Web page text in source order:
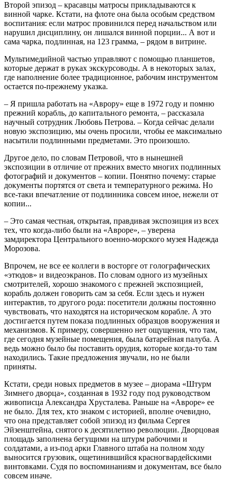
Второй эпизод – красавцы матросы прикладываются к
винной чарке. Кстати, на флоте она была особым средством
воспитания: если матрос провинился перед начальством или
нарушил дисциплину, он лишался винной порции... А вот и
сама чарка, подлинная, на 123 грамма, – рядом в витрине.
Мультимедийной частью управляют с помощью планшетов,
которые держат в руках экскурсоводы. А в некоторых залах,
где наполнение более традиционное, рабочим инструментом
остается по-прежнему указка.
– Я пришла работать на «Аврору» еще в 1972 году и помню
прежний корабль, до капитального ремонта, – рассказала
научный сотрудник Любовь Петрова. – Когда сейчас делали
новую экспозицию, мы очень просили, чтобы ее максимально
насытили подлинными предметами. Это произошло.
Другое дело, по словам Петровой, что в нынешней
экспозиции в отличие от прежних вместо многих подлинных
фотографий и документов – копии. Понятно почему: старые
документы портятся от света и температурного режима. Но
все-таки впечатление от подлинника совсем иное, нежели от
копии...
– Это самая честная, открытая, правдивая экспозиция из всех
тех, что когда-либо были на «Авроре», – уверена
замдиректора Центрального военно-морского музея Надежда
Морозова.
Впрочем, не все ее коллеги в восторге от голографических
«этюдов» и видеоэкранов. По словам одного из музейных
смотрителей, хорошо знакомого с прежней экспозицией,
корабль должен говорить сам за себя. Если здесь и нужен
интерактив, то другого рода: посетители должны постоянно
чувствовать, что находятся на историческом корабле. А это
достигается путем показа подлинных образцов вооружения и
механизмов. К примеру, совершенно нет ощущения, что там,
где сегодня музейные помещения, была батарейная палуба. А
ведь можно было бы поставить орудия, которые когда-то там
находились. Такие предложения звучали, но не были
приняты.
Кстати, среди новых предметов в музее – диорама «Штурм
Зимнего дворца», созданная в 1932 году под руководством
живописца Александра Хрусталева. Раньше на «Авроре» ее
не было. Для тех, кто знаком с историей, вполне очевидно,
что она представляет собой эпизод из фильма Сергея
Эйзенштейна, снятого к десятилетию революции. Дворцовая
площадь заполнена бегущими на штурм рабочими и
солдатами, а из-под арки Главного штаба на полном ходу
выносится грузовик, ощетинившийся красногвардейскими
винтовками. Судя по воспоминаниям и документам, все было
совсем иначе.